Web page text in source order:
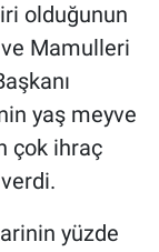
olduğunun
ve Mamulleri
yaş meyve
çok ihraç
yüzde